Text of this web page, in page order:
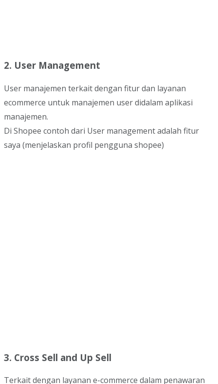
2. User Management
User manajemen terkait dengan fitur dan layanan
ecommerce untuk manajemen user didalam aplikasi
manajemen.
Di Shopee contoh dari User management adalah fitur
saya (menjelaskan profil pengguna shopee)
3. Cross Sell and Up Sell
Terkait dengan layanan e-commerce dalam penawaran